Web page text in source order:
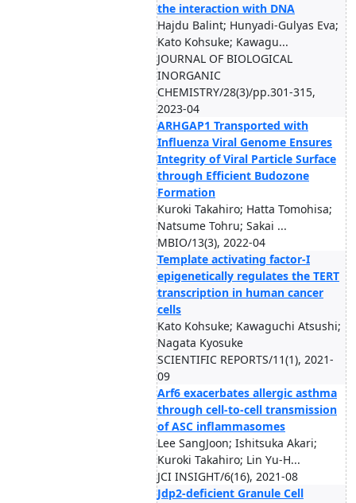
the interaction with DNA
Hajdu Balint; Hunyadi-Gulyas Eva;
Kato Kohsuke; Kawagu...
JOURNAL OF BIOLOGICAL
INORGANIC
CHEMISTRY/28(3)/pp.301-315,
2023-04
ARHGAP1 Transported with
Influenza Viral Genome Ensures
Integrity of Viral Particle Surface
through Efficient Budozone
Formation
Kuroki Takahiro; Hatta Tomohisa;
Natsume Tohru; Sakai ...
MBIO/13(3), 2022-04
Template activating factor-I
epigenetically regulates the TERT
transcription in human cancer
cells
Kato Kohsuke; Kawaguchi Atsushi;
Nagata Kyosuke
SCIENTIFIC REPORTS/11(1), 2021-
09
Arf6 exacerbates allergic asthma
through cell-to-cell transmission
of ASC inflammasomes
Lee SangJoon; Ishitsuka Akari;
Kuroki Takahiro; Lin Yu-H...
JCI INSIGHT/6(16), 2021-08
Jdp2-deficient Granule Cell